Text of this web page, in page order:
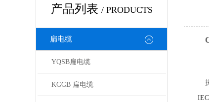
产品列表 / PRODUCTS
扁电缆
YQSB扁电缆
KGGB 扁电缆